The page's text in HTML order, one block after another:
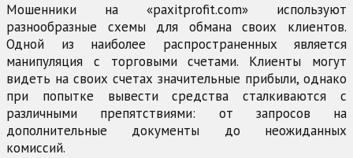
Мошенники на «paxitprofit.com» используют
разнообразные схемы для обмана своих клиентов.
Одной из наиболее распространенных является
манипуляция с торговыми счетами. Клиенты могут
видеть на своих счетах значительные прибыли, однако
при попытке вывести средства сталкиваются с
различными препятствиями: от запросов на
дополнительные документы до неожиданных
комиссий.